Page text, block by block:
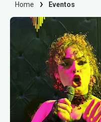
Home Eventos